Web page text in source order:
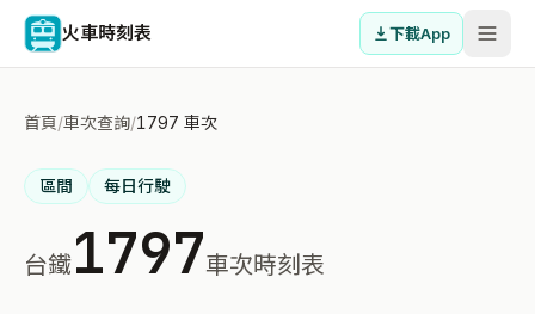
火車時刻表 下載App
首頁/車次查詢/1797 車次
區間 每日行駛
台鐵1797車次時刻表